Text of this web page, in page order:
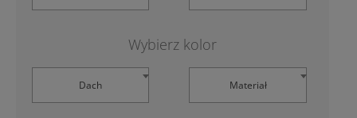
Wybierz kolor
Dach Materiał